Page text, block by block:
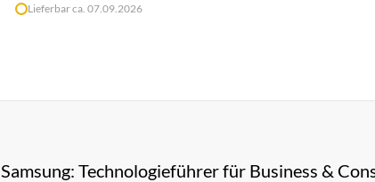
Lieferbar ca. 07.09.2026
Samsung: Technologieführer für Business &